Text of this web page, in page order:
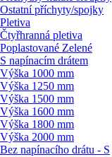
Ostatní příchyty/spojky
Pletiva
Čtyřhranná pletiva
Poplastované Zelené
S napínacím drátem
Výška 1000 mm
Výška 1250 mm
Výška 1500 mm
Výška 1600 mm
Výška 1800 mm
Výška 2000 mm
Bez napínacího drátu - S